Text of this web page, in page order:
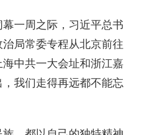
一周之际，习近平总书
局常委专程从北京前往
中共一大会址和浙江嘉
我们走得再远都不能忘